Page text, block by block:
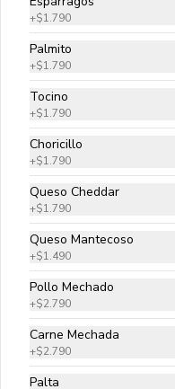
+$1.790
Palmito
+$1.790
Tocino
+$1.790
Choricillo
+$1.790
Queso Cheddar
+$1.790
Queso Mantecoso
+$1.490
Pollo Mechado
+$2.790
Carne Mechada
+$2.790
Palta